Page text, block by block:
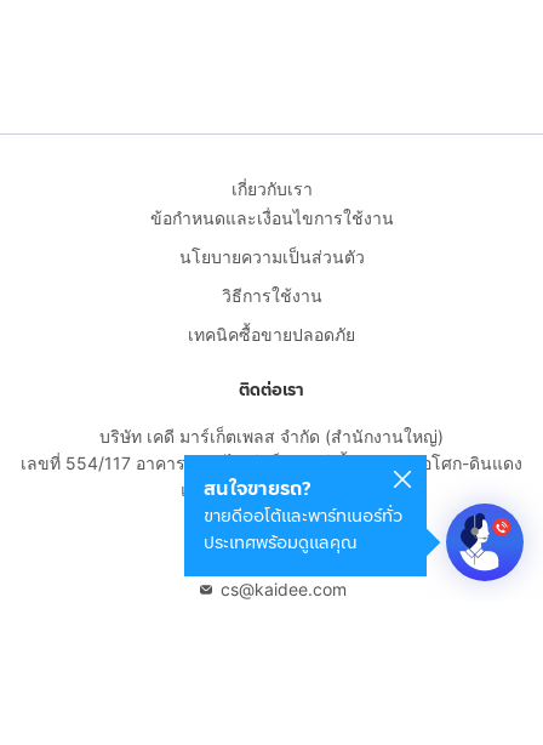
สนใจขายรถ?
ขายดีออโต้และพาร์ทเนอร์ทั่ว
ประเทศพร้อมดูแลคุณ
เกี่ยวกับเรา
ข้อกำหนดและเงื่อนไขการใช้งาน
นโยบายความเป็นส่วนตัว
วิธีการใช้งาน
เทคนิคซื้อขายปลอดภัย
ติดต่อเรา
บริษัท เคดี มาร์เก็ตเพลส จำกัด (สำนักงานใหญ่)
เลขที่ 554/117 อาคารสกายไนน์ เซ็นเตอร์ ชั้น 22 ถนนอโศก-ดินแดง
แขวงดินแดง เขตดินแดง
กรุงเทพมหานคร 10400
cs@kaidee.com